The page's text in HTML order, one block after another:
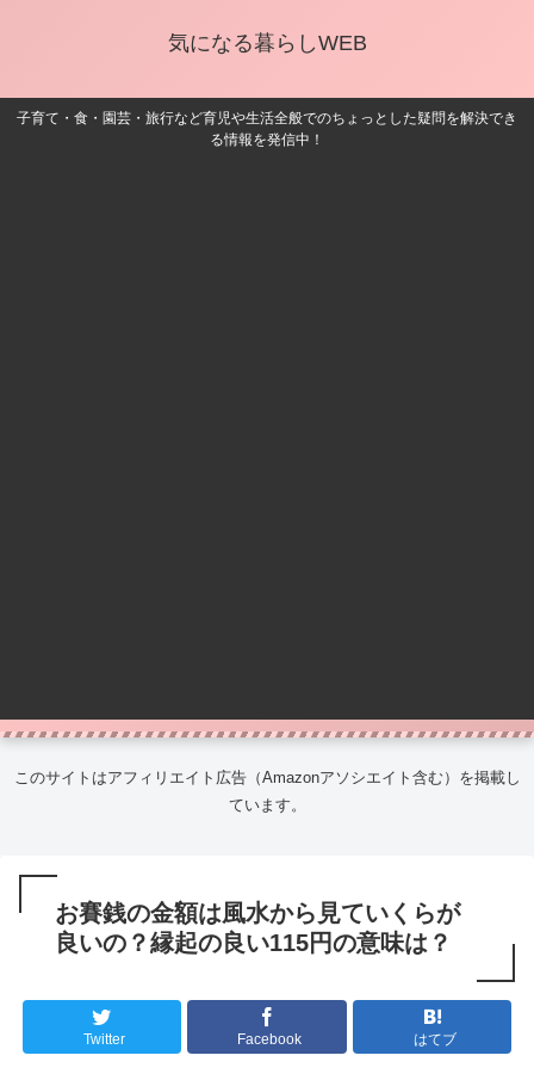
気になる暮らしWEB
子育て・食・園芸・旅行など育児や生活全般でのちょっとした疑問を解決でき
る情報を発信中！
このサイトはアフィリエイト広告（Amazonアソシエイト含む）を掲載し
ています。
お賽銭の金額は風水から見ていくらが
良いの？縁起の良い115円の意味は？
Twitter Facebook はてブ